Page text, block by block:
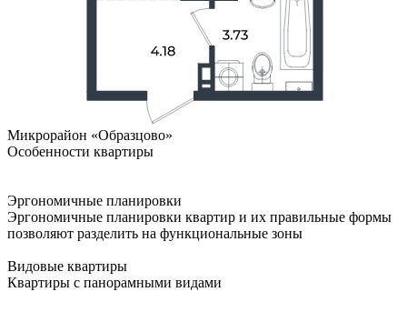
Микрорайон «Образцово»
Особенности квартиры
Эргономичные планировки
Эргономичные планировки квартир и их правильные формы
позволяют разделить на функциональные зоны
Видовые квартиры
Квартиры с панорамными видами